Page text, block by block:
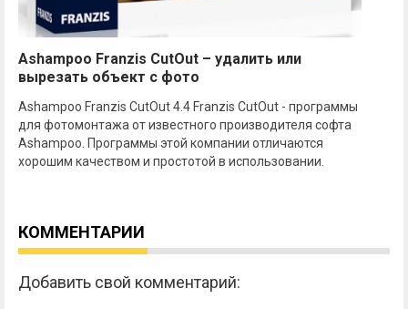
Ashampoo Franzis CutOut – удалить или
вырезать объект с фото
Ashampoo Franzis CutOut 4.4 Franzis CutOut - программы
для фотомонтажа от известного производителя софта
Ashampoo. Программы этой компании отличаются
хорошим качеством и простотой в использовании.
КОММЕНТАРИИ
Добавить свой комментарий: